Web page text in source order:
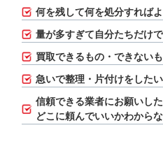
何を残して何を処分すれば
量が多すぎて自分たちだけ
買取できるもの・できない
急いで整理・片付けをしたい
信頼できる業者にお願いした
どこに頼んでいいかわから